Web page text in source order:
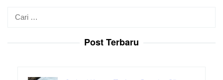
Post Terbaru